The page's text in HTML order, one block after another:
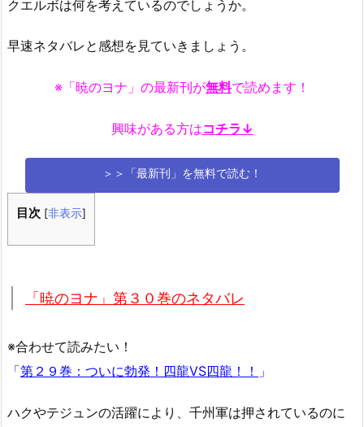
クエルボは何を考えているのでしょうか。
早速ネタバレと感想を見ていきましょう。
※「暁のヨナ」の最新刊が無料で読めます！
興味がある方はコチラ↓
＞＞「最新刊」を無料で読む！
目次 [非表示]
「暁のヨナ」第３０巻のネタバレ
※合わせて読みたい！
「第２９巻：ついに勃発！四龍VS四龍！！ 」
ハクやテジュンの活躍により、千州軍は押されているのに